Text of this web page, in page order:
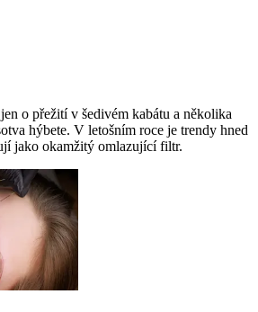
o přežití v šedivém kabátu a několika
hýbete. V letošním roce je trendy hned
jako okamžitý omlazující filtr.